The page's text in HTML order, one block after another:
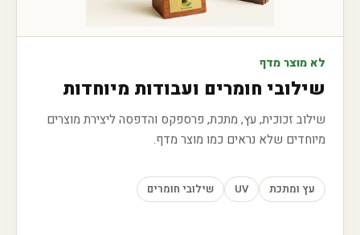
לא מוצר מדף
שילובי חומרים ועבודות מיוחדות
שילוב זכוכית, עץ, מתכת, פרספקס והדפסה ליצירת מוצרים
מיוחדים שלא נראים כמו מוצר מדף.
עץ ומתכת UV שילובי חומרים